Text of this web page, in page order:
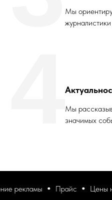
Мы
Мы
значимых
4
рекламы Прайс Цены на